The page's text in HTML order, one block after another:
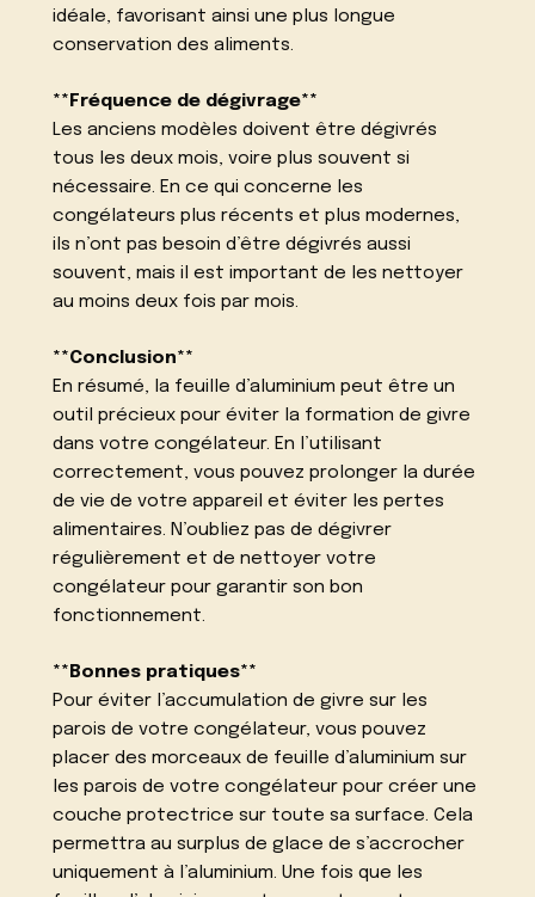
idéale, favorisant ainsi une plus longue
conservation des aliments.
**Fréquence de dégivrage**
Les anciens modèles doivent être dégivrés
tous les deux mois, voire plus souvent si
nécessaire. En ce qui concerne les
congélateurs plus récents et plus modernes,
ils n’ont pas besoin d’être dégivrés aussi
souvent, mais il est important de les nettoyer
au moins deux fois par mois.
**Conclusion**
En résumé, la feuille d’aluminium peut être un
outil précieux pour éviter la formation de givre
dans votre congélateur. En l’utilisant
correctement, vous pouvez prolonger la durée
de vie de votre appareil et éviter les pertes
alimentaires. N’oubliez pas de dégivrer
régulièrement et de nettoyer votre
congélateur pour garantir son bon
fonctionnement.
**Bonnes pratiques**
Pour éviter l’accumulation de givre sur les
parois de votre congélateur, vous pouvez
placer des morceaux de feuille d’aluminium sur
les parois de votre congélateur pour créer une
couche protectrice sur toute sa surface. Cela
permettra au surplus de glace de s’accrocher
uniquement à l’aluminium. Une fois que les